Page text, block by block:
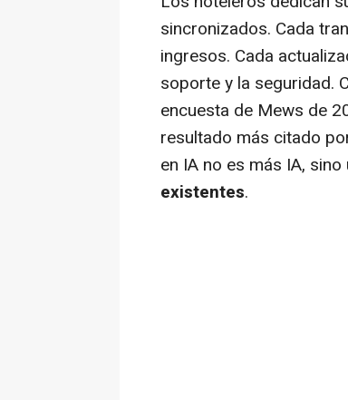
sincronizados. Cada
ingresos. Cada
soporte y la seguridad.
encuesta de Mews de
resultado más citado
en IA no es más IA, sino
existentes.